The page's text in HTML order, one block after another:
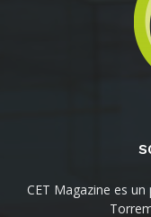
CET Magazine es